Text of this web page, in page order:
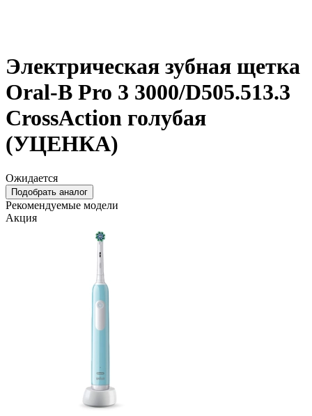
Электрическая зубная щетка
Oral-B Pro 3 3000/D505.513.3
CrossAction голубая
(УЦЕНКА)
Ожидается
Подобрать аналог
Рекомендуемые модели
Акция